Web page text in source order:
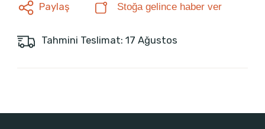
Paylaş Stoğa gelince haber ver
Tahmini Teslimat: 17 Ağustos